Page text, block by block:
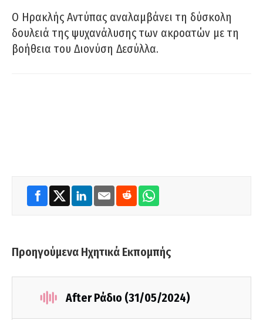
Ο Ηρακλής Αντύπας αναλαμβάνει τη δύσκολη
δουλειά της ψυχανάλυσης των ακροατών με τη
βοήθεια του Διονύση Δεσύλλα.
Προηγούμενα Ηχητικά Εκπομπής
After Ράδιο (31/05/2024)